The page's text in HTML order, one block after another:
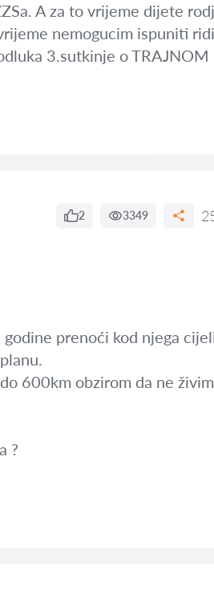
A za to vrijeme dijete
nemogucim ispuniti
3.sutkinje o TRAJNOM
2 3349
prenoći kod njega
600km obzirom da ne
?